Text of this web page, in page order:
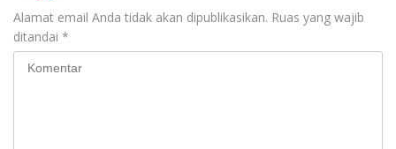
Alamat email Anda tidak akan dipublikasikan. Ruas yang wajib
ditandai *